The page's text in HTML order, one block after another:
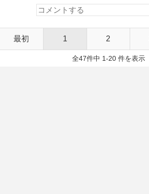
最初 1 2
全47件中 1-20 件を表示